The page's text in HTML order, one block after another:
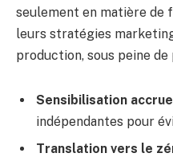
seulement en matière de
leurs stratégies
production, sous peine
Sensibilisation
indépendantes pour
Translation vers le